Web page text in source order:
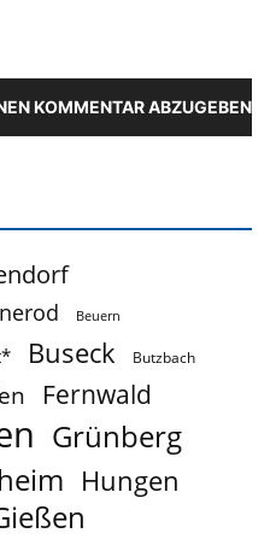
KOMMENTAR ABZUGEBEN
Beuern
Buseck Butzbach
Fernwald
Grünberg
Hungen